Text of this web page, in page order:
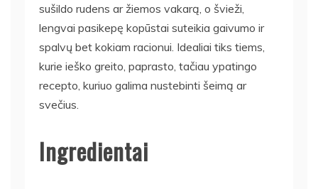
sušildo rudens ar žiemos vakarą, o švieži,
lengvai pasikepę kopūstai suteikia gaivumo ir
spalvų bet kokiam racionui. Idealiai tiks tiems,
kurie ieško greito, paprasto, tačiau ypatingo
recepto, kuriuo galima nustebinti šeimą ar
svečius.
Ingredientai